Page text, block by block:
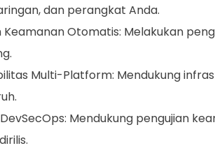
dan perangkat Anda.
Keamanan Otomatis: Melakukan
Multi-Platform: Mendukung
Mendukung pengujian